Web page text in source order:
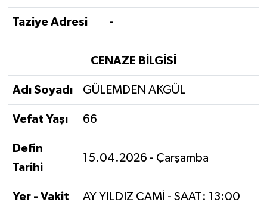
Taziye Adresi -
CENAZE BİLGİSİ
Adı Soyadı GÜLEMDEN AKGÜL
Vefat Yaşı 66
Defin
Tarihi
15.04.2026 - Çarşamba
Yer - Vakit AY YILDIZ CAMİ - SAAT: 13:00